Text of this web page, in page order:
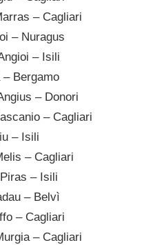
– Cagliari
– Nuragus
– Isili
– Bergamo
– Donori
– Cagliari
– Isili
– Cagliari
– Isili
– Belvì
– Cagliari
– Cagliari